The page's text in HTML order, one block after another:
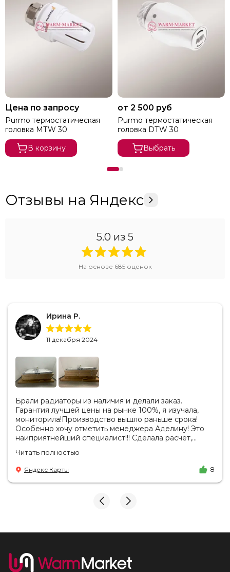
Цена по запросу
Purmo термостатическая
головка МТW 30
В корзину
от 2 500 руб
Purmo термостатическая
головка DТW 30
Выбрать
Отзывы на Яндекс
5.0 из 5
На основе 685оценок
Ирина Р.
11 декабря 2024
Брали радиаторы из наличия и делали заказ.
Гарантия лучшей цены на рынке 100%, я изучала,
мониторила!Производство вышло раньше срока!
Особенно хочу отметить менеджера Аделину! Это
наиприятнейший специалист!!! Сделала расчет,
цену. Всегда на связи, на все вопросы есть ответы.
Доставка на удобный день, удобное время! Никаких
замечаний, только бесконечное удовольствие от
взаимодействия с ней. Вот это я понимаю - ЛИЦО
И надеюсь наши чудесные радиаторы будут греть
Читать полностью
Яндекс Карты 8